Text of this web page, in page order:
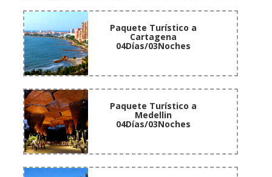
Paquete Turístico a
Cartagena
04Días/03Noches
Paquete Turístico a
Medellin
04Días/03Noches